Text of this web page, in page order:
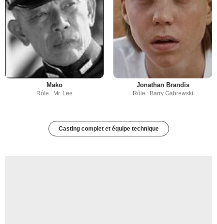
Mako
Rôle : Mr. Lee
Jonathan Brandis
Rôle : Barry Gabrewski
Casting complet et équipe technique